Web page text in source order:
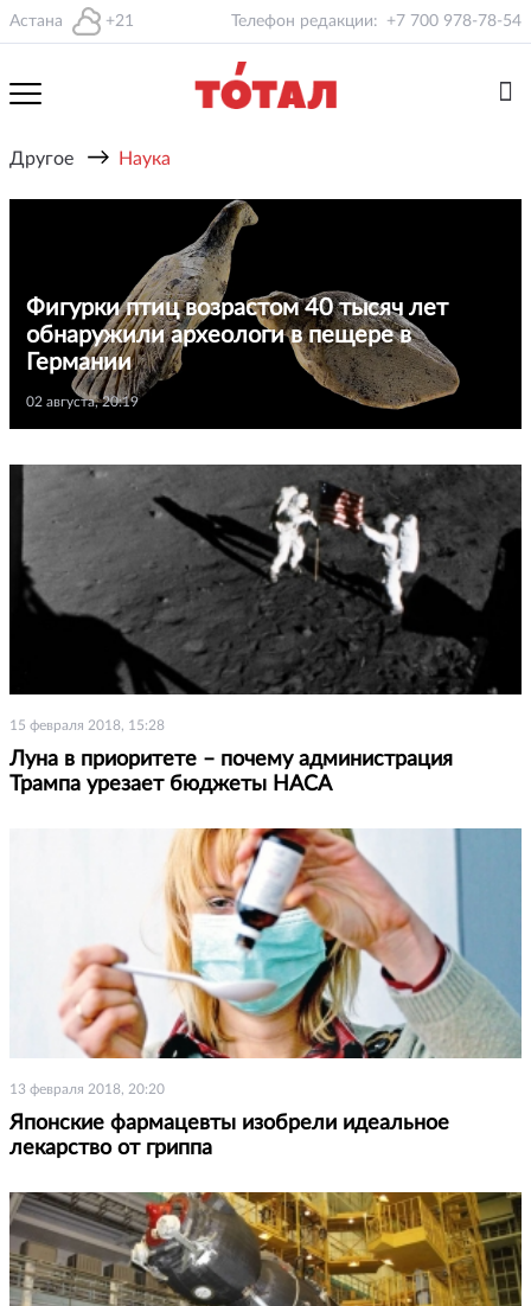
Астана +21 Телефон редакции: +7 700 978-78-54
Другое → Наука
Фигурки птиц возрастом 40 тысяч лет
обнаружили археологи в пещере в
Германии
02 августа, 20:19
15 февраля 2018, 15:28
Луна в приоритете – почему администрация
Трампа урезает бюджеты НАСА
13 февраля 2018, 20:20
Японские фармацевты изобрели идеальное
лекарство от гриппа